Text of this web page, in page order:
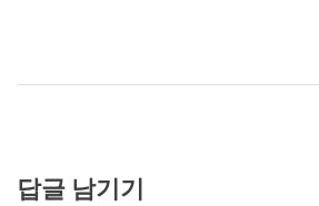
답글 남기기